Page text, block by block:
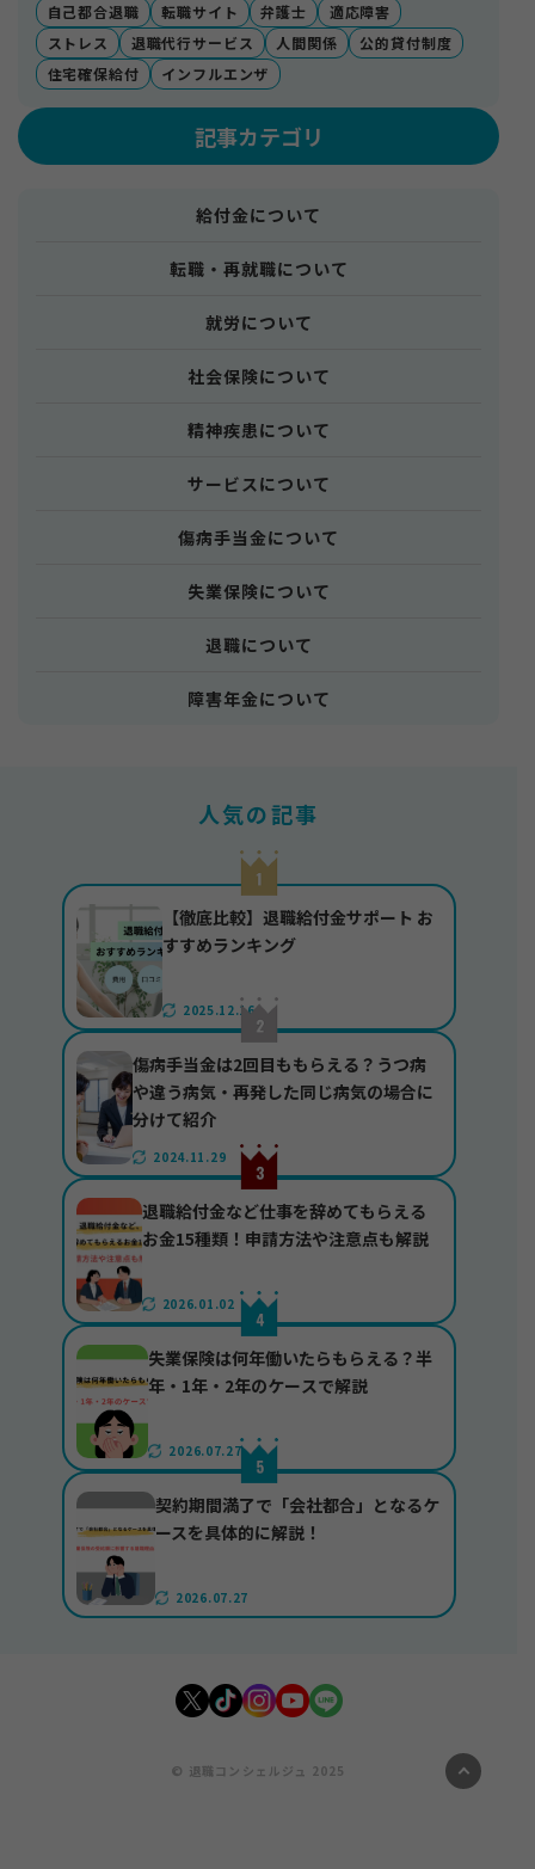
自己都合退職
転職サイト 弁護士
適応障害
ストレス
退職代行サービス 人間関係
公的貸付制度
住宅確保給付
インフルエンザ
記事カテゴリ
給付金について
転職・再就職について
就労について
社会保険について
精神疾患について
サービスについて
傷病手当金について
失業保険について
退職について
障害年金について
人気の記事
【徹底比較】退職給付金サポート お
すすめランキング
2025.12.16
傷病手当金は2回目ももらえる？うつ病
や違う病気・再発した同じ病気の場合に
分けて紹介
2024.11.29
退職給付金など仕事を辞めてもらえる
お金15種類！申請方法や注意点も解説
2026.01.02
失業保険は何年働いたらもらえる？半
年・1年・2年のケースで解説
2026.07.27
契約期間満了で「会社都合」となるケ
ースを具体的に解説！
2026.07.27
© 退職コンシェルジュ 2025